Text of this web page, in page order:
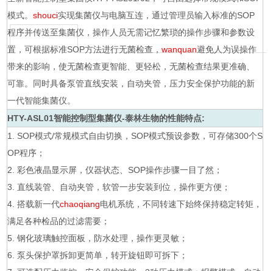
模式。shouci实现集菌仪与电脑互连，通过管理员输入标准的SOP
程序并传送至集菌仪，操作人员无需记忆繁琐的操作步骤和参数设
置，可根据标准SOP方法进行无菌检查，wanquan避免人为误操作
带来的影响，使无菌检查更智能、更轻松，无菌检查结果更准确、
可靠。同时具备泵管直线安装，自动夹管，压力安全保护功能的新
一代智能集菌仪。
HTY-ASL01智能控制型集菌仪-泰林生物的性能特点:
1. SOP模式/常规模式自由切换，SOP模式预设参数，可存储300个S
OP程序；
2. 彩色液晶显示屏，仪器状态、SOP操作步骤一目了然；
3. 直线装管、自动夹管，软管一步安装到位，操作更方便；
4. 搭载新一代chaoqiang电机系统，不同转速下始终保持稳定转矩，
满足各种检品的过滤需要；
5. 钢化玻璃触控面板，防水处理，操作更灵敏；
6. 泵头保护罩拆卸更简单，转开旋钮即可拆下；